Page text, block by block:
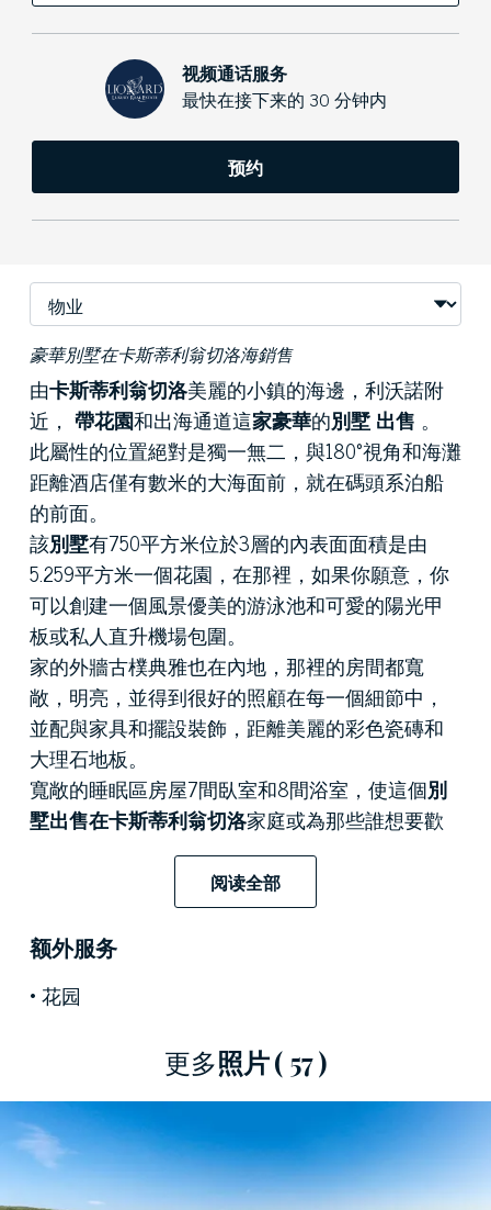
视频通话服务
最快在接下来的 30 分钟内
预约
豪華別墅在卡斯蒂利翁切洛海銷售
由卡斯蒂利翁切洛美麗的小鎮的海邊，利沃諾附
近， 帶花園和出海通道這家豪華的別墅 出售 。
此屬性的位置絕對是獨一無二，與180°視角和海灘
距離酒店僅有數米的大海面前，就在碼頭系泊船
的前面。
該別墅有750平方米位於3層的內表面面積是由
5.259平方米一個花園，在那裡，如果你願意，你
可以創建一個風景優美的游泳池和可愛的陽光甲
板或私人直升機場包圍。
家的外牆古樸典雅也在內地，那裡的房間都寬
敞，明亮，並得到很好的照顧在每一個細節中，
並配與家具和擺設裝飾，距離美麗的彩色瓷磚和
大理石地板。
寬敞的睡眠區房屋7間臥室和8間浴室，使這個別
墅出售在卡斯蒂利翁切洛家庭或為那些誰想要歡
迎他們的客人在一個精緻的環境，他們可以享受
一些隱私的最佳居住地。
與圖書館和酒吧區富麗堂皇的大廳是歡樂和放鬆
的時刻的完美場所。從這裡，海水湛藍清澈的觀
以從2樓露台的讚賞。
阅读全部
额外服务
花园
更多照片( 57 )